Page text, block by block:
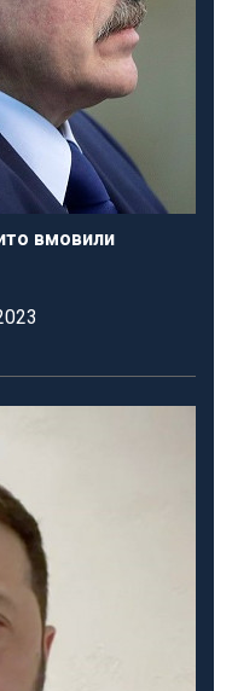
вмовили